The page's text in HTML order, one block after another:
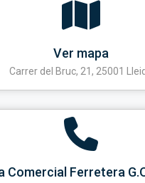
Ver mapa
Carrer del Bruc, 21, 25001
Comercial Ferretera